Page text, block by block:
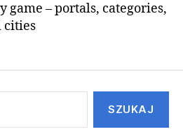
game – portals, categories,
cities